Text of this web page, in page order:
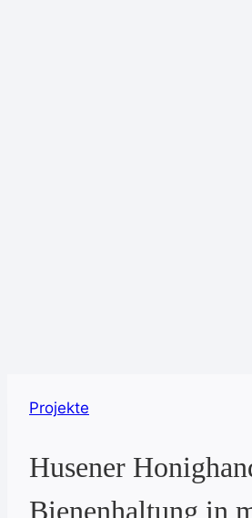
Projekte
Husener
Bienenhaltung in